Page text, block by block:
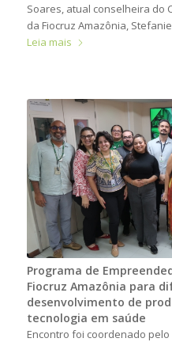
Soares, atual conselheira do
da Fiocruz Amazônia,
Leia mais
Programa de
Fiocruz Amazônia para
desenvolvimento de
tecnologia em saúde
Encontro foi coordenado